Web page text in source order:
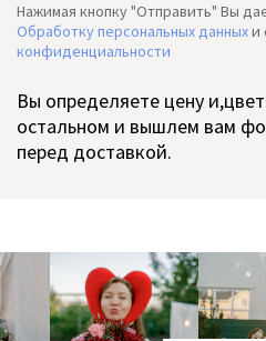
Нажимая кнопку "Отправить" Вы
Обработку персональных данныхи
конфиденциальности
Вы определяете цену
остальном и вышлем вам
перед доставкой.